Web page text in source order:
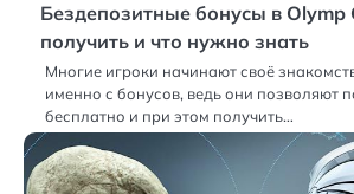
Бездепозитные бонусы в Olymp
получить и что нужно знать
Многие игроки начинают своё
именно с бонусов, ведь они позволяют
бесплатно и при этом получить…